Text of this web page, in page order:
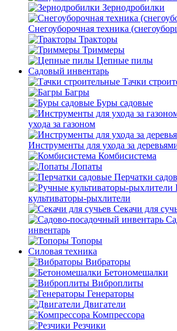
Зернодробилки
Снегоуборочная техника
Тракторы
Триммеры
Цепные пилы
Садовый инвентарь
Тачки
Багры
Буры садовые
ухода за газоном
Инструменты для ухода за
Комбисистема
Лопаты
Перчатки
культиваторы-рыхлители
Секачи для
инвентарь
Топоры
Силовая техника
Вибраторы
Бетономешалки
Виброплиты
Генераторы
Двигатели
Компрессора
Резчики